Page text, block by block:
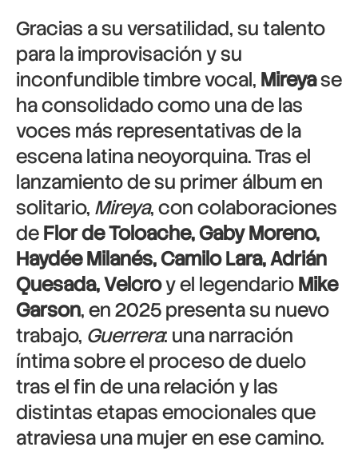
Gracias a su versatilidad, su talento
para la improvisación y su
inconfundible timbre vocal, Mireyase
ha consolidado como una de las
voces más representativas de la
escena latina neoyorquina. Tras el
lanzamiento de su primer álbum en
solitario, Mireya, con colaboraciones
deFlor de Toloache, Gaby Moreno,
Haydée Milanés, Camilo Lara, Adrián
Quesada, Velcroy el legendarioMike
Garson, en 2025 presenta su nuevo
trabajo, Guerrera: una narración
íntima sobre el proceso de duelo
tras el fin de una relación y las
distintas etapas emocionales que
atraviesa una mujer en ese camino.